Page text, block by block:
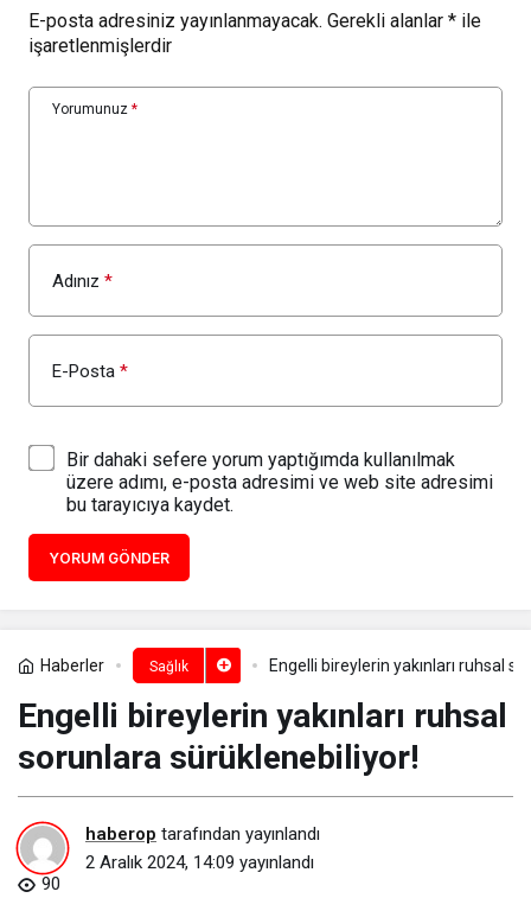
E-posta adresiniz yayınlanmayacak. Gerekli alanlar * ile
işaretlenmişlerdir
Yorumunuz *
Adınız *
E-Posta *
Bir dahaki sefere yorum yaptığımda kullanılmak
üzere adımı, e-posta adresimi ve web site adresimi
bu tarayıcıya kaydet.
YORUM GÖNDER
Haberler Sağlık Engelli bireylerin yakınları ruhsal
Engelli bireylerin yakınları ruhsal
sorunlara sürüklenebiliyor!
haberop tarafından yayınlandı
2 Aralık 2024, 14:09 yayınlandı
90